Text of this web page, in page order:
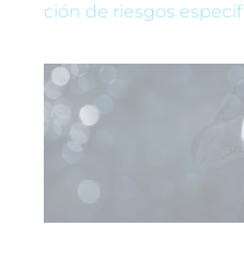
ción de riesgos